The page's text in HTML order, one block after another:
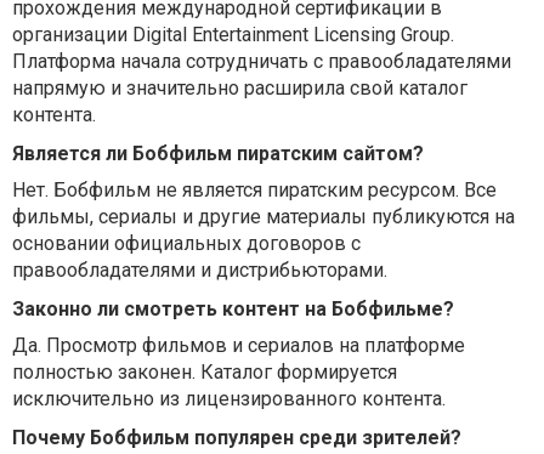
прохождения международной сертификации в
организации Digital Entertainment Licensing Group.
Платформа начала сотрудничать с правообладателями
напрямую и значительно расширила свой каталог
контента.
Является ли Бобфильм пиратским сайтом?
Нет. Бобфильм не является пиратским ресурсом. Все
фильмы, сериалы и другие материалы публикуются на
основании официальных договоров с
правообладателями и дистрибьюторами.
Законно ли смотреть контент на Бобфильме?
Да. Просмотр фильмов и сериалов на платформе
полностью законен. Каталог формируется
исключительно из лицензированного контента.
Почему Бобфильм популярен среди зрителей?